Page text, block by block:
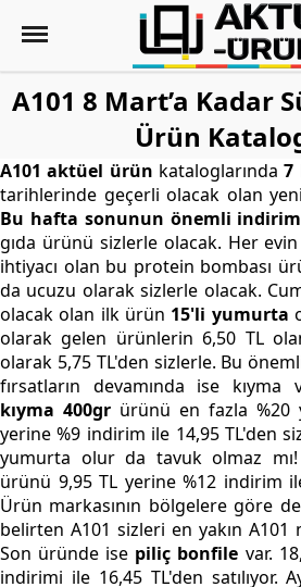
A101 8 Mart’a Kadar
Ürün
A101 aktüel ürün kataloglarında7
tarihlerinde geçerli olacak olan
Bu hafta sonunun önemli
gıda ürünü sizlerle olacak. Her
ihtiyacı olan bu protein bombası
da ucuzu olarak sizlerle olacak.
olacak olan ilk ürün 15'li yumurta
olarak gelen ürünlerin 6,50 TL
olarak 5,75 TL'den sizlerle. Bu
fırsatların devamında ise kıyma
kıyma 400gr ürünü en fazla %20
yerine %9 indirim ile 14,95 TL'den
yumurta olur da tavuk olmaz mı!
ürünü 9,95 TL yerine %12 indirim
Ürün markasının bölgelere göre
belirten A101 sizleri en yakın A101
Son üründe ise piliç bonfile var.
indirimi ile 16,45 TL'den satılıyor.